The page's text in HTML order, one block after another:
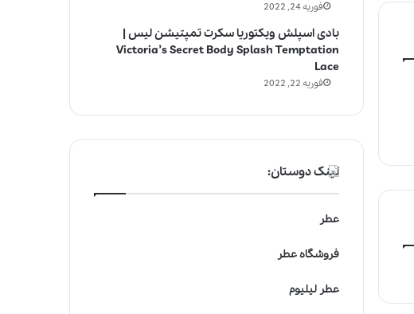
فوریه 24, 2022
بادی اسپلش ویکتوریا سکرت تمپتیشن لیس |
Victoria’s Secret Body Splash Temptation
Lace
فوریه 22, 2022
لینک دوستان:
عطر
فروشگاه عطر
عطر لیلیوم